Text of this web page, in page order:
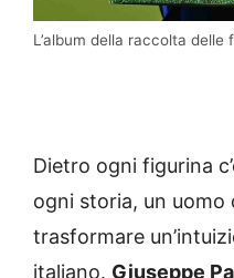
L’album della raccolta delle
Dietro ogni figurina
ogni storia, un uomo
trasformare
italiano. Giuseppe